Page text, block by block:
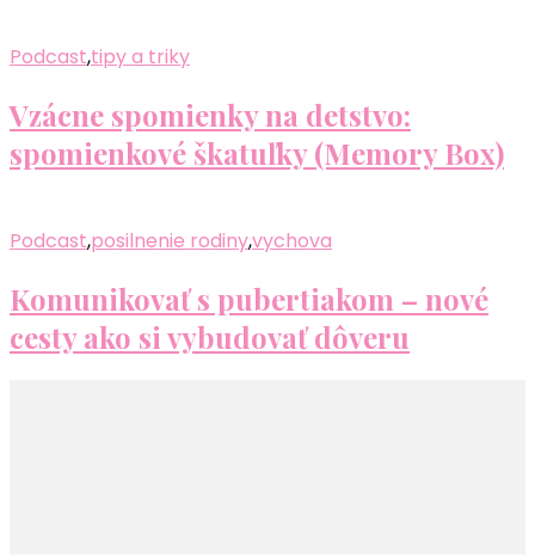
Podcast,tipy a triky
Vzácne spomienky na detstvo:
spomienkové škatuľky (Memory Box)
Podcast,posilnenie rodiny,vychova
Komunikovať s pubertiakom – nové
cesty ako si vybudovať dôveru